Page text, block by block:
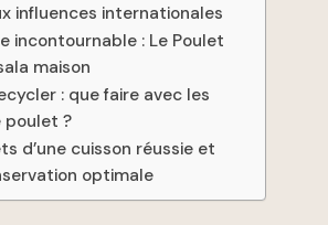
influences internationales
incontournable : Le Poulet
maison
: que faire avec les
poulet ?
d’une cuisson réussie et
optimale